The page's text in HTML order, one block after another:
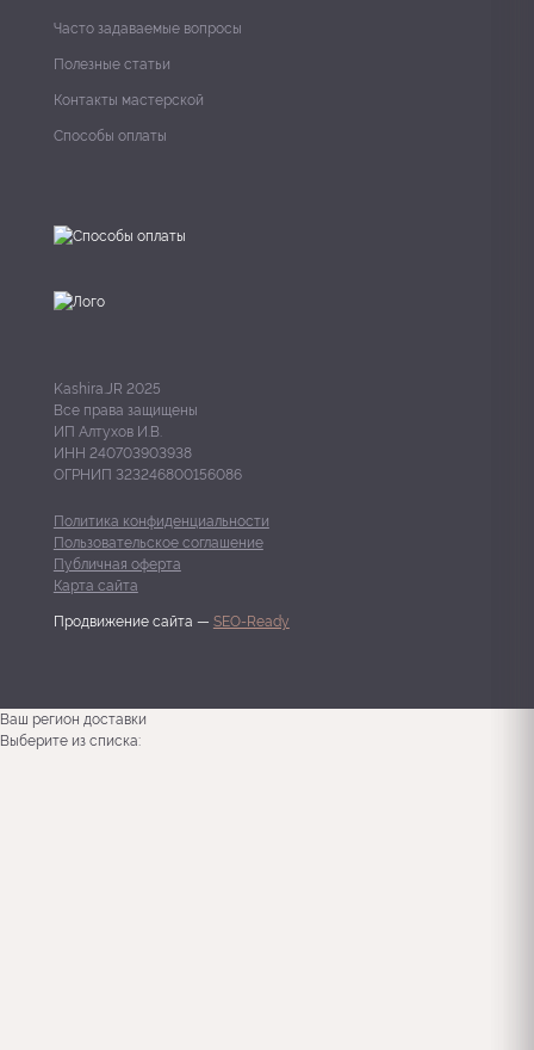
Часто задаваемые вопросы
Полезные статьи
Контакты мастерской
Способы оплаты
Kashira.JR 2025
Все права защищены
ИП Алтухов И.В.
ИНН 240703903938
ОГРНИП 323246800156086
Политика конфиденциальности
Пользовательское соглашение
Публичная оферта
Карта сайта
Продвижение сайта — SEO-Ready
Ваш регион доставки
Выберите из списка: